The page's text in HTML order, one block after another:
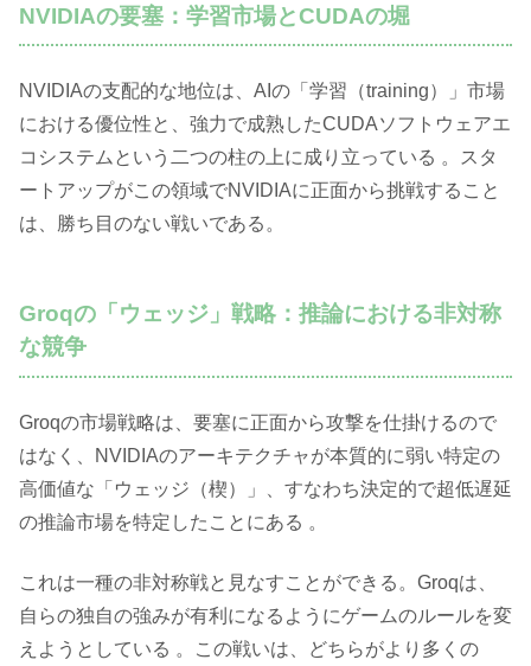
NVIDIAの要塞：学習市場とCUDAの堀
NVIDIAの支配的な地位は、AIの「学習（training）」市場
における優位性と、強力で成熟したCUDAソフトウェアエ
コシステムという二つの柱の上に成り立っている 。スタ
ートアップがこの領域でNVIDIAに正面から挑戦すること
は、勝ち目のない戦いである。
Groqの「ウェッジ」戦略：推論における非対称
な競争
Groqの市場戦略は、要塞に正面から攻撃を仕掛けるので
はなく、NVIDIAのアーキテクチャが本質的に弱い特定の
高価値な「ウェッジ（楔）」、すなわち決定的で超低遅延
の推論市場を特定したことにある 。
これは一種の非対称戦と見なすことができる。Groqは、
自らの独自の強みが有利になるようにゲームのルールを変
えようとしている 。この戦いは、どちらがより多くの